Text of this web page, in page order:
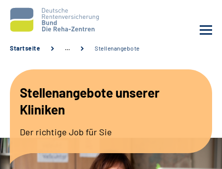
Unsere Kliniken
Startseite … Stellenangebote
Stellenangebote unserer
Kliniken
Der richtige Job für Sie